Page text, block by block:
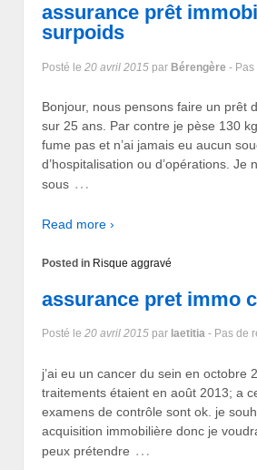
assurance prêt
surpoids
Posté le 20 avril 2015 par Bérengère - Pas
Bonjour, nous pensons faire un prêt
sur 25 ans. Par contre je pèse 130
fume pas et n’ai jamais eu aucun
d’hospitalisation ou d’opérations. Je
sous …
Read more ›
Posted in Risque aggravé
assurance pret immo
Posté le 20 avril 2015 par laetitia - Pas de
j’ai eu un cancer du sein en octobre
traitements étaient en août 2013; a
examens de contrôle sont ok. je
acquisition immobilière donc je
peux prétendre …